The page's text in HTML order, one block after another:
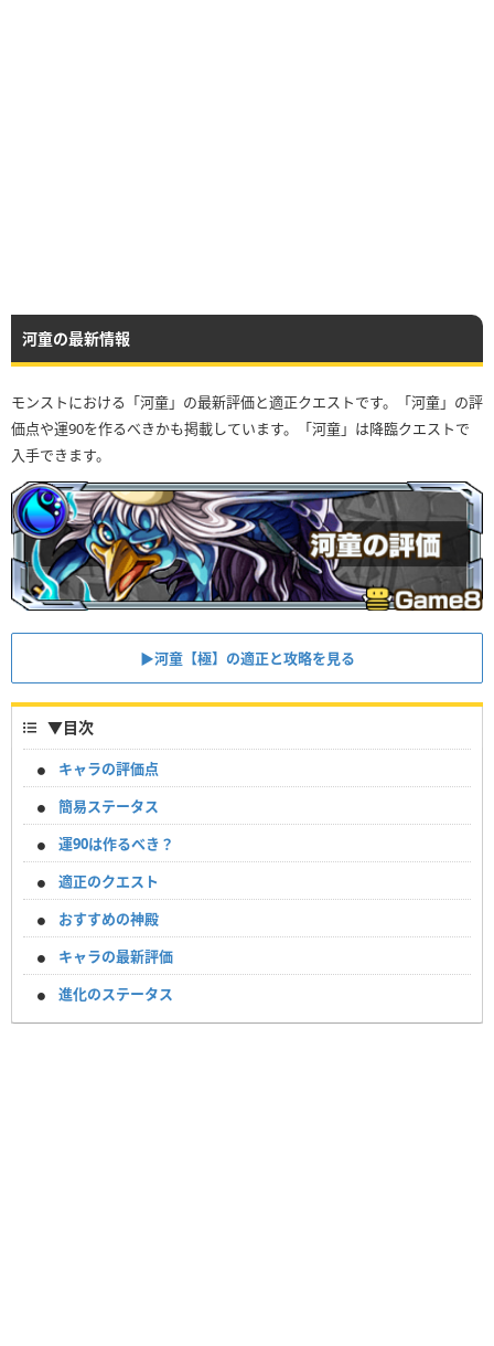
河童の最新情報
モンストにおける「河童」の最新評価と適正クエストです。「河童」の評
価点や運90を作るべきかも掲載しています。「河童」は降臨クエストで
入手できます。
▶︎河童【極】の適正と攻略を見る
▼目次
キャラの評価点
簡易ステータス
運90は作るべき？
適正のクエスト
おすすめの神殿
キャラの最新評価
進化のステータス